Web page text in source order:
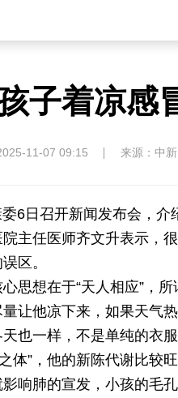
子着凉感
11-07 09:15 来源：中
6日召开新闻发布会，
主任医师齐文升表示，
区。
思想在于“天人相应”，
让他凉下来，如果天气
也一样，不是单纯的衣
体”，他的新陈代谢比较
响肺的宣发，小孩的毛